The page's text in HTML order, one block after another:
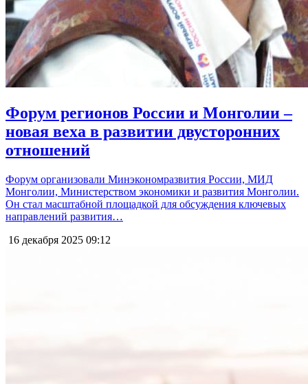
Форум регионов России и Монголии –
новая веха в развитии двусторонних
отношений
Форум организовали Минэкономразвития России, МИД
Монголии, Министерством экономики и развития Монголии.
Он стал масштабной площадкой для обсуждения ключевых
направлений развития…
16 декабря 2025 09:12